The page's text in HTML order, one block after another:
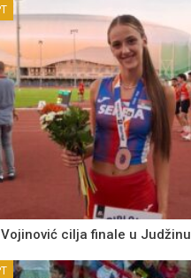
cilja finale u Judžinu